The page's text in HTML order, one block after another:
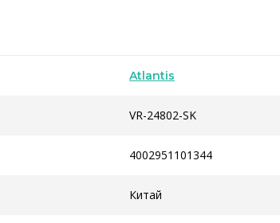
Atlantis
VR-24802-SK
4002951101344
Китай